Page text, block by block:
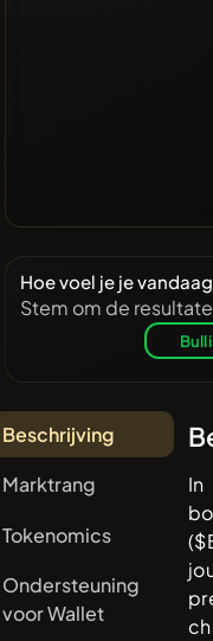
Hoe voel je je
Stem om de
Beschrijving
Marktrang
Tokenomics
Ondersteuning
voor Wallet